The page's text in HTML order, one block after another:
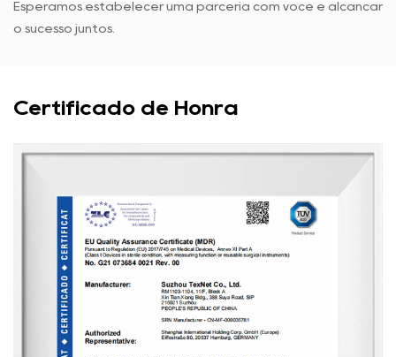
Esperamos estabelecer uma parceria com você e alcançar
o sucesso juntos.
Certificado de Honra